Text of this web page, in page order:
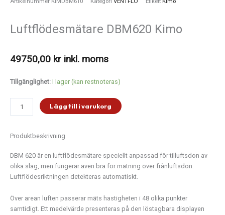
Luftflödesmätare DBM620 Kimo
49750,00 kr inkl. moms
Tillgänglighet: I lager (kan restnoteras)
Luftflödesmätare
Lägg till i varukorg
Produktbeskrivning
DBM 620 är en luftflödesmätare speciellt anpassad för tilluftsdon av
olika slag, men fungerar även bra för mätning över frånluftsdon.
Luftflödesriktningen detekteras automatiskt.
Över arean luften passerar mäts hastigheten i 48 olika punkter
samtidigt. Ett medelvärde presenteras på den löstagbara displayen